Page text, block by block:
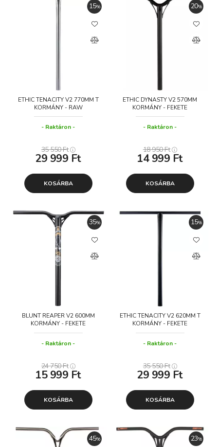
15
ETHIC TENACITY V2 770MM T
KORMÁNY - RAW
Raktáron
35 550Ft
29 999 Ft
KOSÁRBA
20
ETHIC DYNASTY V2 570MM
KORMÁNY - FEKETE
Raktáron
18 950Ft
14 999 Ft
KOSÁRBA
35
BLUNT REAPER V2 600MM
KORMÁNY - FEKETE
Raktáron
24 750Ft
15 999 Ft
KOSÁRBA
15
ETHIC TENACITY V2 620MM T
KORMÁNY - FEKETE
Raktáron
35 550Ft
29 999 Ft
KOSÁRBA
45 23